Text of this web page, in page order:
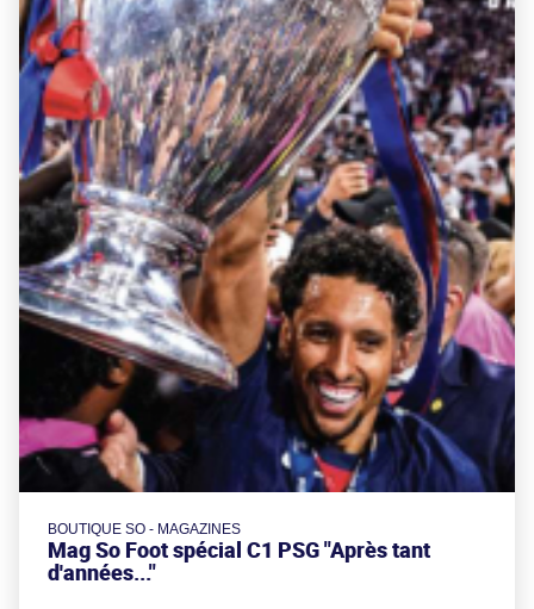
BOUTIQUE SO - MAGAZINES
Mag So Foot spécial C1 PSG "Après tant
d'années..."